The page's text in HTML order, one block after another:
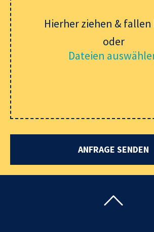
Hierher ziehen & fallen
oder
Dateien